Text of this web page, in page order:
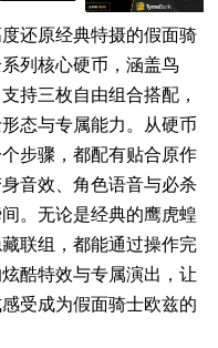
还原经典特摄的假面骑
列核心硬币，涵盖鸟
持三枚自由组合搭配，
态与专属能力。从硬币
步骤，都配有贴合原作
音效、角色语音与必杀
。无论是经典的鹰虎蝗
联组，都能通过操作完
酷特效与专属演出，让
受成为假面骑士欧兹的